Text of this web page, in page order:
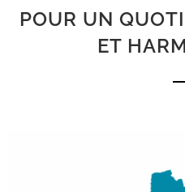
POUR UN
ET